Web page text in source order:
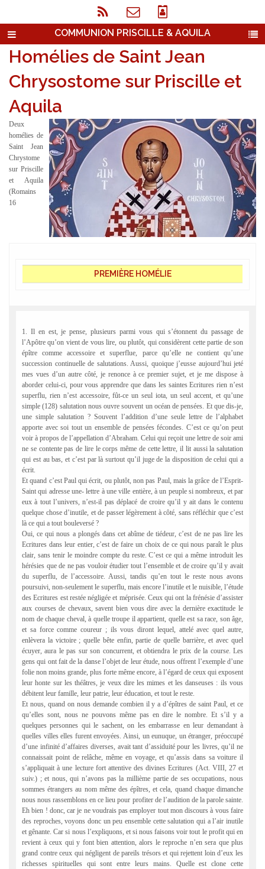
COMMUNION PRISCILLE & AQUILA
Homélies de Saint Jean
Chrysostome sur Priscille et
Aquila
Deux
homélies de
Saint Jean
Chrystome
sur Priscille
et Aquila
(Romains
16
PREMIÈRE HOMÉLIE
1. Il en est, je pense, plusieurs parmi vous qui s’étonnent du passage de
l’Apôtre qu’on vient de vous lire, ou plutôt, qui considèrent cette partie de son
épître comme accessoire et superflue, parce qu’elle ne contient qu’une
succession continuelle de salutations. Aussi, quoique j’eusse aujourd’hui jeté
mes vues d’un autre côté, je renonce à ce premier sujet, et je me dispose à
aborder celui-ci, pour vous apprendre que dans les saintes Ecritures rien n’est
superflu, rien n’est accessoire, fût-ce un seul iota, un seul accent, et qu’une
simple (128) salutation nous ouvre souvent un océan de pensées. Et que dis-je,
une simple salutation ? Souvent l’addition d’une seule lettre de l’alphabet
apporte avec soi tout un ensemble de pensées fécondes. C’est ce qu’on peut
voir à propos de l’appellation d’Abraham. Celui qui reçoit une lettre de soir ami
ne se contente pas de lire le corps même de cette lettre, il lit aussi la salutation
qui est au bas, et c’est par là surtout qu’il juge de la disposition de celui qui a
écrit.
Et quand c’est Paul qui écrit, ou plutôt, non pas Paul, mais la grâce de l’Esprit-
Saint qui adresse une- lettre à une ville entière, à un peuple si nombreux, et par
eux à tout l’univers, n’est-il pas déplacé de croire qu’il y ait dans le contenu
quelque chose d’inutile, et de passer légèrement à côté, sans réfléchir que c’est
là ce qui a tout bouleversé ?
Oui, ce qui nous a plongés dans cet abîme de tiédeur, c’est de ne pas lire les
Ecritures dans leur entier, c’est de faire un choix de ce qui nous paraît le plus
clair, sans tenir le moindre compte du reste. C’est ce qui a même introduit les
hérésies que de ne pas vouloir étudier tout l’ensemble et de croire qu’il y avait
du superflu, de l’accessoire. Aussi, tandis qu’en tout le reste nous avons
poursuivi, non-seulement le superflu, mais encore l’inutile et le nuisible, l’étude
des Ecritures est restée négligée et méprisée. Ceux qui ont la frénésie d’assister
aux courses de chevaux, savent bien vous dire avec la dernière exactitude le
nom de chaque cheval, à quelle troupe il appartient, quelle est sa race, son âge,
et sa force comme coureur ; ils vous diront lequel, attelé avec quel autre,
enlèvera la victoire ; quelle bête enfin, partie de quelle barrière, et avec quel
écuyer, aura le pas sur son concurrent, et obtiendra le prix de la course. Les
gens qui ont fait de la danse l’objet de leur étude, nous offrent l’exemple d’une
folie non moins grande, plus forte même encore, à l’égard de ceux qui exposent
leur honte sur les théâtres, je veux dire les mimes et les danseuses : ils vous
débitent leur famille, leur patrie, leur éducation, et tout le reste.
Et nous, quand on nous demande combien il y a d’épîtres de saint Paul, et ce
qu’elles sont, nous ne pouvons même pas en dire le nombre. Et s’il y a
quelques personnes qui le sachent, on les embarrasse en leur demandant à
quelles villes elles furent envoyées. Ainsi, un eunuque, un étranger, préoccupé
d’une infinité d’affaires diverses, avait tant d’assiduité pour les livres, qu’il ne
connaissait point de relâche, même en voyage, et qu’assis dans sa voiture il
s’appliquait à une lecture fort attentive des divines Ecritures (Act. VIII, 27 et
suiv.) ; et nous, qui n’avons pas la millième partie de ses occupations, nous
sommes étrangers au nom même des épîtres, et cela, quand chaque dimanche
nous nous rassemblons en ce lieu pour profiter de l’audition de la parole sainte.
Eh bien ! donc, car je ne voudrais pas employer tout mon discours à vous faire
des reproches, voyons donc un peu ensemble cette salutation qui a l’air inutile
et gênante. Car si nous l’expliquons, et si nous faisons voir tout le profit qui en
revient à ceux qui y font bien attention, alors le reproche n’en sera que plus
grand contre ceux qui négligent de pareils trésors et qui rejettent loin d’eux les
richesses spirituelles qui sont entre leurs mains. Quelle est clone cette